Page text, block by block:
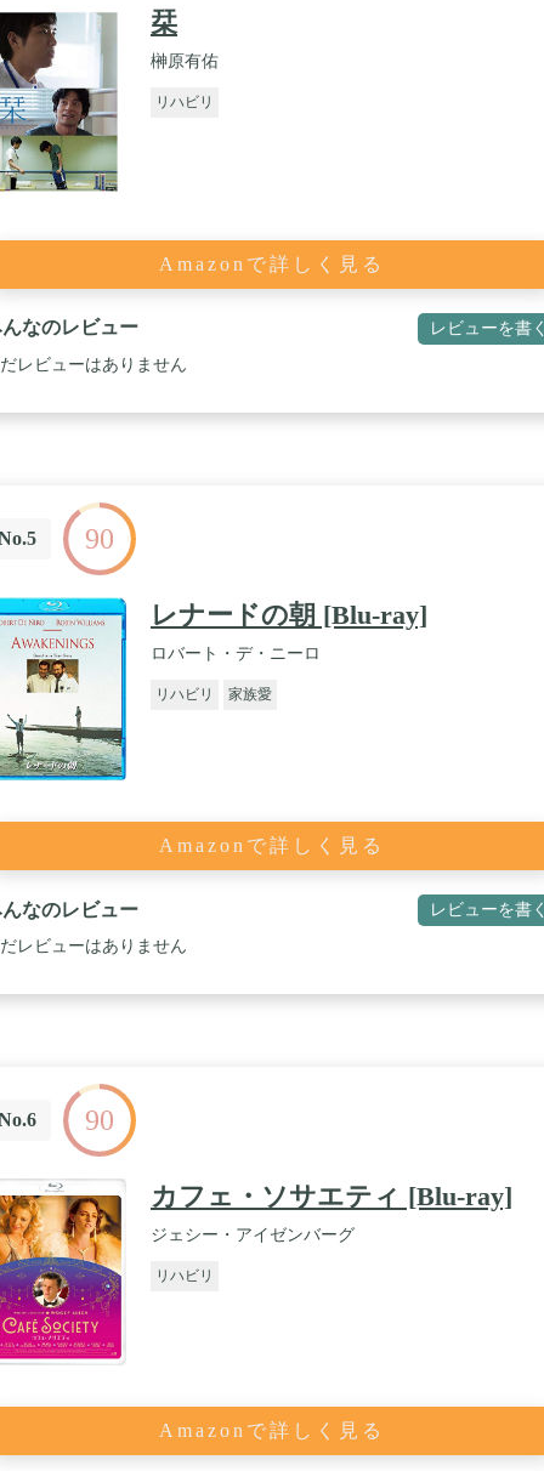
栞
榊原有佑
リハビリ
Amazonで詳しく見る
なのレビュー レビューを書
レビューはありません
90
レナードの朝 [Blu-ray]
ロバート・デ・ニーロ
リハビリ 家族愛
Amazonで詳しく見る
なのレビュー レビューを書
レビューはありません
90
カフェ・ソサエティ [Blu-ray]
ジェシー・アイゼンバーグ
リハビリ
Amazonで詳しく見る